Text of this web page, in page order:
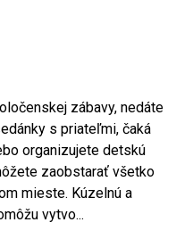
zábavy, nedáte
s priateľmi, čaká
organizujete detskú
zaobstarať všetko
mieste. Kúzelnú a
vytvo...